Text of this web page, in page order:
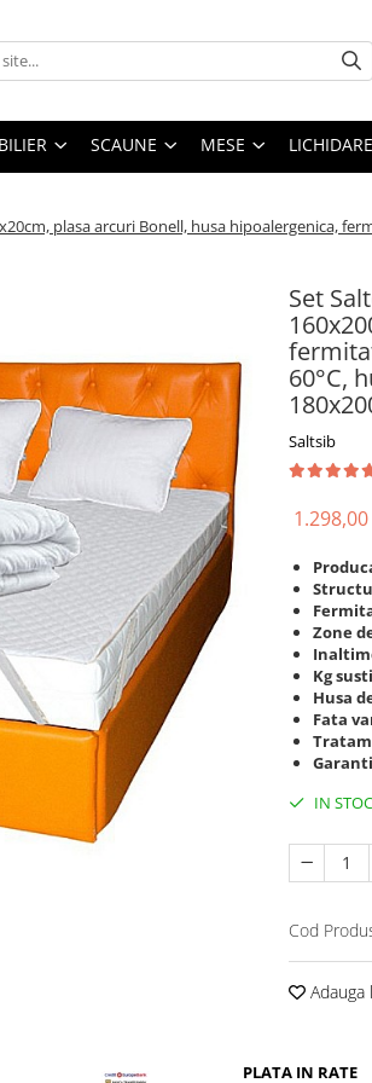
SCAUNE MESE
plasa arcuri Bonell, husa hipoalergenica,
Set
60°C,
Saltsib
Zone
Kg
Husa
Fata
IN STOC
Cod
Adauga
PLATA IN RATE